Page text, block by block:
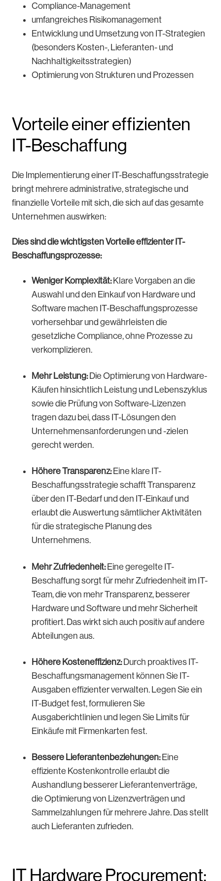
Compliance-Management
umfangreiches Risikomanagement
Entwicklung und Umsetzung von IT-Strategien
(besonders Kosten-, Lieferanten- und
Nachhaltigkeitsstrategien)
Optimierung von Strukturen und Prozessen
Vorteile einer effizienten
IT-Beschaffung
Die Implementierung einer IT-Beschaffungsstrategie
bringt mehrere administrative, strategische und
finanzielle Vorteile mit sich, die sich auf das gesamte
Unternehmen auswirken:
Dies sind die wichtigsten Vorteile effizienter IT-
Beschaffungsprozesse:
Weniger Komplexität: Klare Vorgaben an die
Auswahl und den Einkauf von Hardware und
Software machen IT-Beschaffungsprozesse
vorhersehbar und gewährleisten die
gesetzliche Compliance, ohne Prozesse zu
verkomplizieren.
Mehr Leistung:Die Optimierung von Hardware-
Käufen hinsichtlich Leistung und Lebenszyklus
sowie die Prüfung von Software-Lizenzen
tragen dazu bei, dass IT-Lösungen den
Unternehmensanforderungen und -zielen
gerecht werden.
Höhere Transparenz: Eine klare IT-
Beschaffungsstrategie schafft Transparenz
über den IT-Bedarf und den IT-Einkauf und
erlaubt die Auswertung sämtlicher Aktivitäten
für die strategische Planung des
Unternehmens.
Mehr Zufriedenheit:Eine geregelte IT-
Beschaffung sorgt für mehr Zufriedenheit im IT-
Team, die von mehr Transparenz, besserer
Hardware und Software und mehr Sicherheit
profitiert. Das wirkt sich auch positiv auf andere
Abteilungen aus.
Höhere Kosteneffizienz:Durch proaktives IT-
Beschaffungsmanagement können Sie IT-
Ausgaben effizienter verwalten. Legen Sie ein
IT-Budget fest, formulieren Sie
Ausgaberichtlinien und legen Sie Limits für
Einkäufe mit Firmenkarten fest.
Bessere Lieferantenbeziehungen: Eine
effiziente Kostenkontrolle erlaubt die
Aushandlung besserer Lieferantenverträge,
die Optimierung von Lizenzverträgen und
Sammelzahlungen für mehrere Jahre. Das stellt
auch Lieferanten zufrieden.
IT Hardware Procurement: